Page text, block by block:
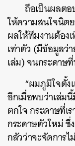
ถือเป็นผลต
ให้ความสนใจนิต
ผลให้ทีมงานต้อ
เท่าตัว (มีข้อมูลว่
เล่ม) จนกระดาษ
“ผมภูมิใจตั้ง
อีกเมื่อพบว่าเล่ม
ตกใจ กระดาษที่เ
กระดาษตัวใหม่ ซึ่
กลัวว่าจะจัดการไ
ค้นหา
SHARE